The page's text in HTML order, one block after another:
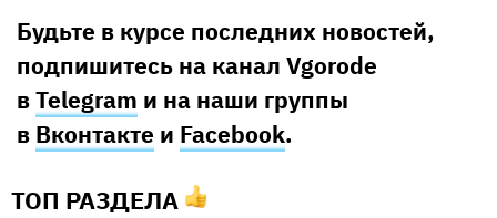
Будьте в курсе последних новостей,
подпишитесь на канал Vgorode
вTelegram и на наши группы
в Вконтакте и Facebook.
ТОП РАЗДЕЛА